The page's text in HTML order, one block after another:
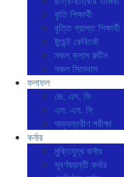
কৃতি শিক্ষার্থী
বৃত্তি প্রাপ্ত শিক্ষার্থী
ষ্টুডেন্ট কেবিনেট
সকল ক্লাস রুটিন
সকল সিলেবাস
ফলাফল
জে. এস. সি
এস. এস. সি
অভ্যন্তরীণ পরীক্ষা
কর্নার
মুক্তিযুদ্ধ কর্নার
সূবর্ণজয়ন্তী কর্নার